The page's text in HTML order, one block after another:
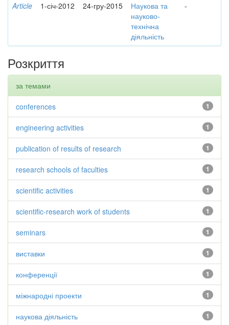
Article 1-січ-2012 24-гру-2015
Наукова та
науково-
технічна
діяльність
-
Розкриття
за темами
1
conferences
1
engineering activities
1
publication of results of research
1
research schools of faculties
1
scientific activities
1
scientific-research work of students
1
seminars
1
виставки
1
конференції
1
міжнародні проекти
1
наукова діяльність